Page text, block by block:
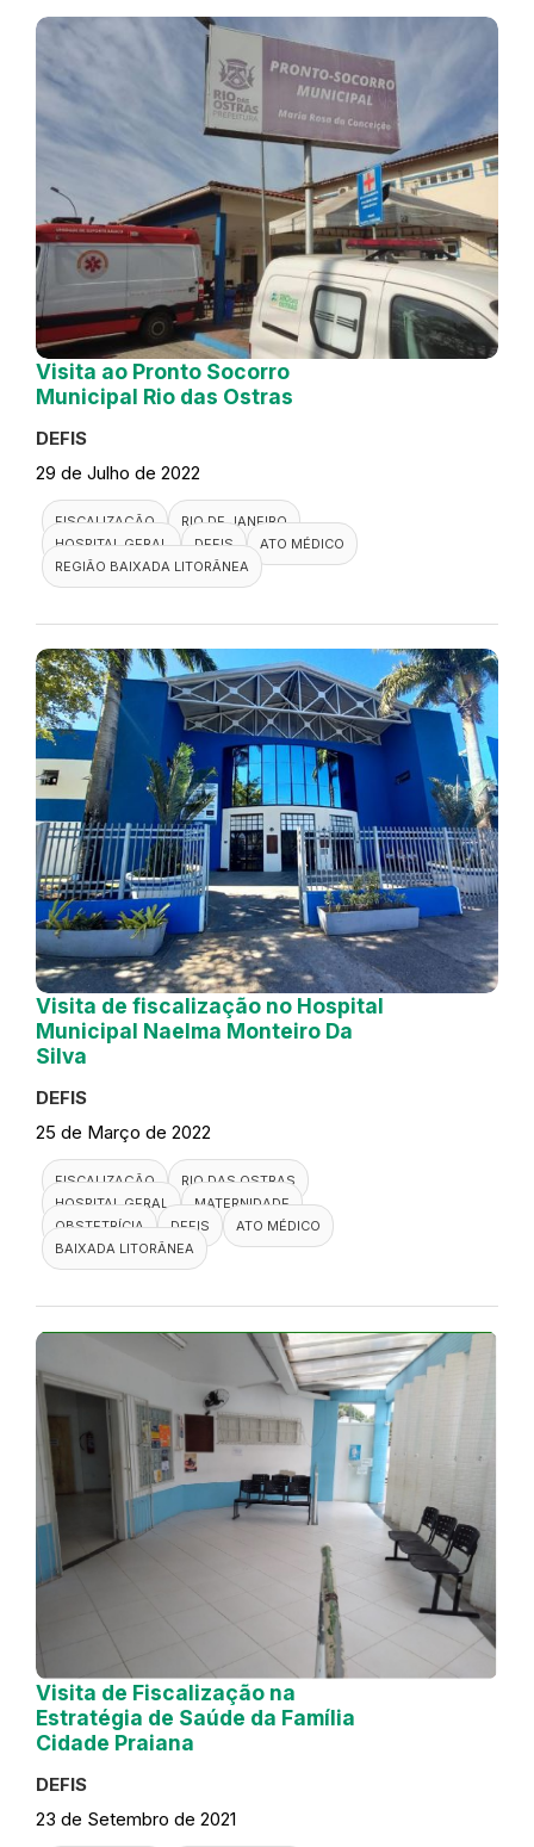
Visita ao Pronto Socorro
Municipal Rio das Ostras
DEFIS
29 de Julho de 2022
FISCALIZAÇÃO
RIO DE JANEIRO
HOSPITAL GERAL
DEFIS
ATO MÉDICO
REGIÃO BAIXADA LITORÂNEA
Visita de fiscalização no Hospital
Municipal Naelma Monteiro Da
Silva
DEFIS
25 de Março de 2022
FISCALIZAÇÃO
RIO DAS OSTRAS
HOSPITAL GERAL
MATERNIDADE
OBSTETRÍCIA
DEFIS
ATO MÉDICO
BAIXADA LITORÂNEA
Visita de Fiscalização na
Estratégia de Saúde da Família
Cidade Praiana
DEFIS
23 de Setembro de 2021